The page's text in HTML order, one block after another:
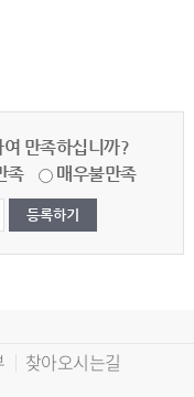
만족하십니까?
족
매우불만족
찾아오시는길